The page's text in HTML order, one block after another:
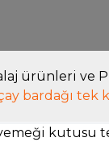
ürünleri ve
bardağı tek